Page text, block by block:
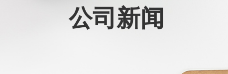
公司新闻